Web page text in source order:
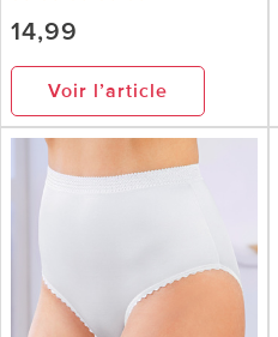
14,99
Voir l’article